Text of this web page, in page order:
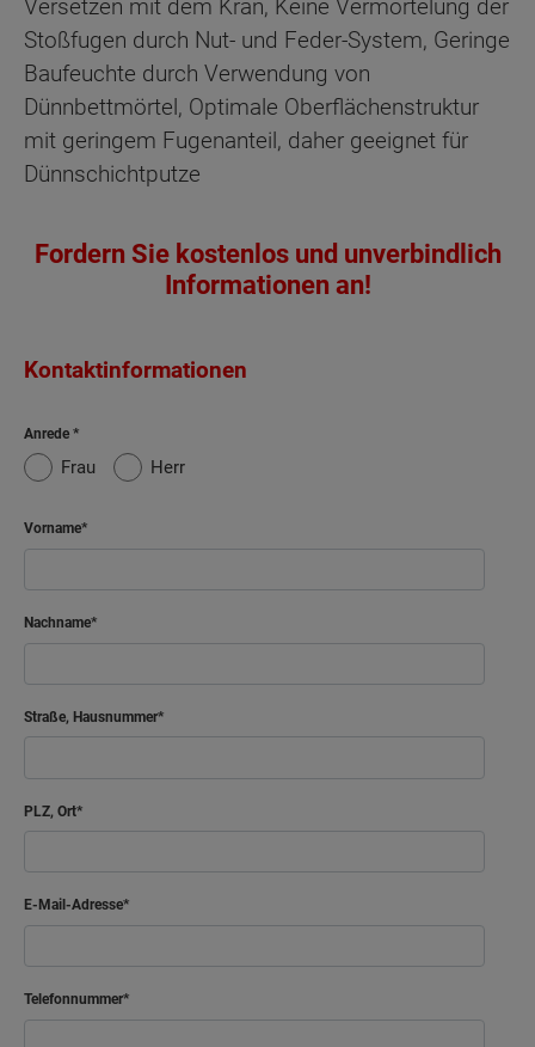
Versetzen mit dem Kran, Keine Vermörtelung der
Stoßfugen durch Nut- und Feder-System, Geringe
Baufeuchte durch Verwendung von
Dünnbettmörtel, Optimale Oberflächenstruktur
mit geringem Fugenanteil, daher geeignet für
Dünnschichtputze
Fordern Sie kostenlos und unverbindlich
Informationen an!
Kontaktinformationen
Anrede
Frau Herr
Vorname
Nachname
Straße, Hausnummer
PLZ, Ort
E-Mail-Adresse
Telefonnummer